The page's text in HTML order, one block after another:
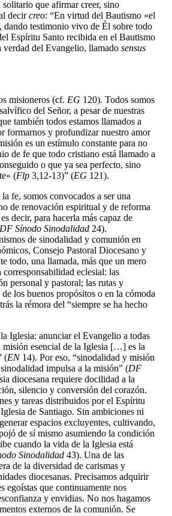
que afirmar creer, sino
decircreo: “En virtud del Bautismo «el
testimonio vivo de Él sobre todo
Espíritu Santo recibida en el Bautismo
verdad del Evangelio, llamado sensus
misioneros (cf. EG 120). Todos somos
del Señor, a pesar de nuestras
también todos estamos llamados a
formarnos y profundizar nuestro amor
es un estímulo constante para no
de fe que todo cristiano está llamado a
o que ya sea perfecto, sino
(Flp 3,12-13)” (EG 121).
fe, somos convocados a ser una
de renovación espiritual y de reforma
decir, para hacerla más capaz de
DF Sínodo Sinodalidad 24).
de sinodalidad y comunión en
Consejo Pastoral Diocesano y
todo, una llamada, más que un mero
eclesial: las
personal y pastoral; las rutas y
los buenos propósitos o en la cómoda
la rémora del “siempre se ha hecho
Iglesia: anunciar el Evangelio a todas
misión esencial de la Iglesia […] es la
(EN14). Por eso, “sinodalidad y misión
impulsa a la misión” (DF
diocesana requiere docilidad a la
silencio y conversión del corazón.
y tareas distribuidos por el Espíritu
de Santiago. Sin ambiciones ni
espacios excluyentes, cultivando,
de sí mismo asumiendo la condición
cuando la vida de la Iglesia está
Sinodalidad 43). Una de las
de la diversidad de carismas y
diocesanas. Precisamos adquirir
egoístas que continuamente nos
y envidias. No nos hagamos
externos de la comunión. Se